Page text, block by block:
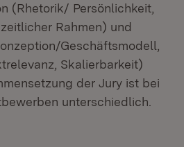
(Rhetorik/ Persönlichkeit,
Rahmen) und
Geschäftsmodell,
Skalierbarkeit)
der Jury ist bei
unterschiedlich.